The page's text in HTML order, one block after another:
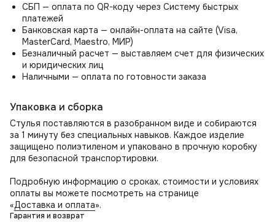
СБП — оплата по QR-коду через Систему быстрых
платежей
Банковская карта — онлайн-оплата на сайте (Visa,
MasterCard, Maestro, МИР)
Безналичный расчет — выставляем счет для физических
и юридических лиц
Наличными — оплата по готовности заказа
Упаковка и сборка
Стулья поставляются в разобранном виде и собираются
за 1 минуту без специальных навыков. Каждое изделие
защищено полиэтиленом и упаковано в прочную коробку
для безопасной транспортировки.
Подробную информацию о сроках, стоимости и условиях
оплаты вы можете посмотреть на странице
«Доставка и оплата».
Гарантия и возврат